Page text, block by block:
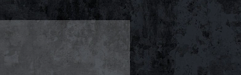
игры
с
уп.2
57552, Intex, Надувная
игрушка-наездник 163х86см
"Единорог" до 40кг, от 3 лет...